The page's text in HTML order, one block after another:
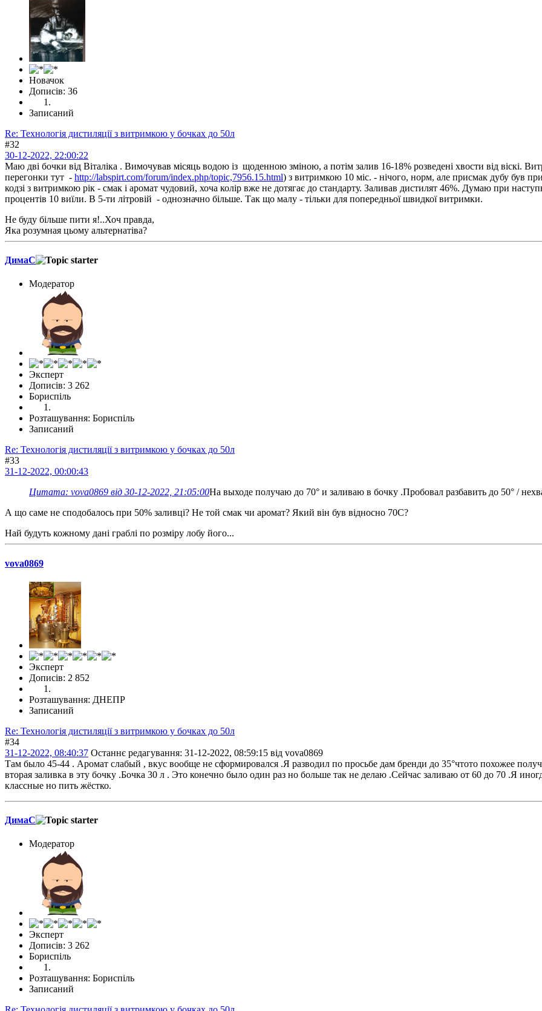
Новачок
Дописів: 36
Записаний
Re: Технологія дистиляції з витримкою у бочках до 50л
#32
30-12-2022, 22:00:22
Маю дві бочки від Віталіка . Вимочував місяць водою із щоденною зміною, а потім залив 16-18% розведені хвости від віскі.
перегонки тут - http://labspirt.com/forum/index.php/topic,7956.15.html) з витримкою 10 міс. - нічого, норм, але присмак дубу був
кодзі з витримкою рік - смак і аромат чудовий, хоча колір вже не дотягає до стандарту. Заливав дистилят 46%. Думаю при
процентів 10 виїли. В 5-ти літровій - однозначно більше. Так що малу - тільки для попередньої швидкої витримки.
Не буду більше пити я!..Хоч правда,
Яка розумная цьому альтернатіва?
ДимаС
Модератор
Эксперт
Дописів: 3 262
Бориспіль
Розташування: Бориспіль
Записаний
Re: Технологія дистиляції з витримкою у бочках до 50л
#33
31-12-2022, 00:00:43
Цитата: vova0869 від 30-12-2022, 21:05:00На выходе получаю до 70° и заливаю в бочку .Пробовал разбавить до 50° /
А що саме не сподобалось при 50% заливці? Не той смак чи аромат? Який він був відносно 70С?
Най будуть кожному дані граблі по розміру лобу його...
vova0869
Эксперт
Дописів: 2 852
Розташування: ДНЕПР
Записаний
Re: Технологія дистиляції з витримкою у бочках до 50л
#34
31-12-2022, 08:40:37 Останнє редагування: 31-12-2022, 08:59:15 від vova0869
Там было 45-44 . Аромат слабый , вкус вообще не сформировался .Я разводил по просьбе дам бренди до 35°чтото похожее
вторая заливка в эту бочку .Бочка 30 л . Это конечно было один раз но больше так не делаю .Сейчас заливаю от 60 до 70 .Я
классные но пить жёстко.
ДимаС
Модератор
Эксперт
Дописів: 3 262
Бориспіль
Розташування: Бориспіль
Записаний